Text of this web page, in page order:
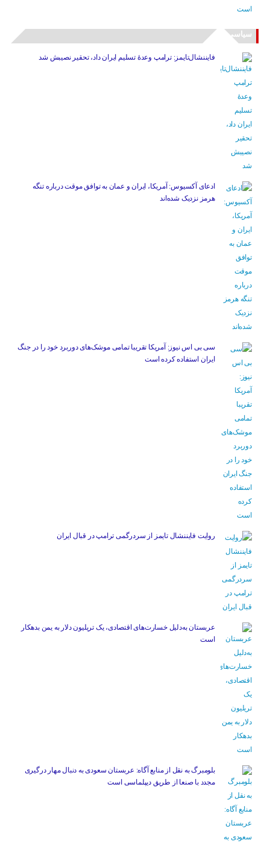
سیاسی
فایننشال‌تایمز: ترامپ وعدۀ تسلیم ایران داد، تحقیر نصیبش شد
ادعای آکسیوس: آمریکا، ایران و عمان به توافق موقت درباره تنگه
هرمز نزدیک شده‌اند
سی بی اس نیوز: آمریکا تقریبا تمامی موشک‌های دوربرد خود را در جنگ
ایران استفاده کرده است
روایت فایننشال تایمز از سردرگمی ترامپ در قبال ایران
عربستان به‌دلیل خسارت‌های اقتصادی، یک تریلیون دلار به یمن بدهکار
است
بلومبرگ به نقل از منابع آگاه: عربستان سعودی به دنبال مهار درگیری
مجدد با صنعا از طریق دیپلماسی است